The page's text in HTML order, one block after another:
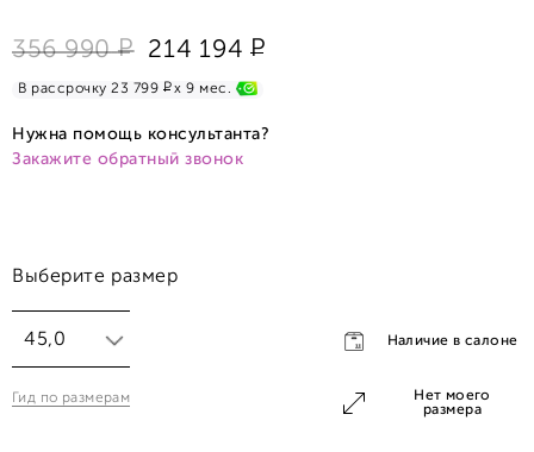
356 990 Р 214 194 Р
В рассрочку 23 799 Рx 9 мес.
Нужна помощь консультанта?
Закажите обратный звонок
Выберите размер
45,0
45,0
Гид по размерам
Нет моего
размера
Наличие в салоне